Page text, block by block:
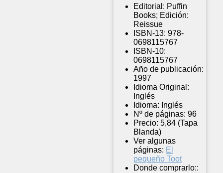
Editorial: Puffin
Books; Edición:
Reissue
ISBN-13: 978-
0698115767
ISBN-10:
0698115767
Año de publicación:
1997
Idioma Original:
Inglés
Idioma: Inglés
Nº de páginas: 96
Precio: 5,84 (Tapa
Blanda)
Ver algunas
páginas: El
pequeño Toot
Donde comprarlo::